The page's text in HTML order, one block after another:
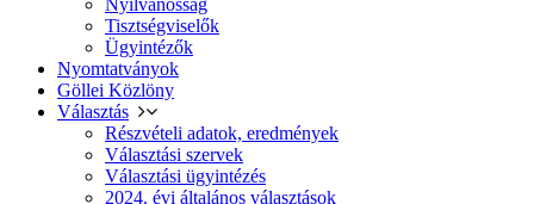
Nyilvánosság
Tisztségviselők
Ügyintézők
Nyomtatványok
Göllei Közlöny
Választás
Részvételi adatok, eredmények
Választási szervek
Választási ügyintézés
2024. évi általános választások